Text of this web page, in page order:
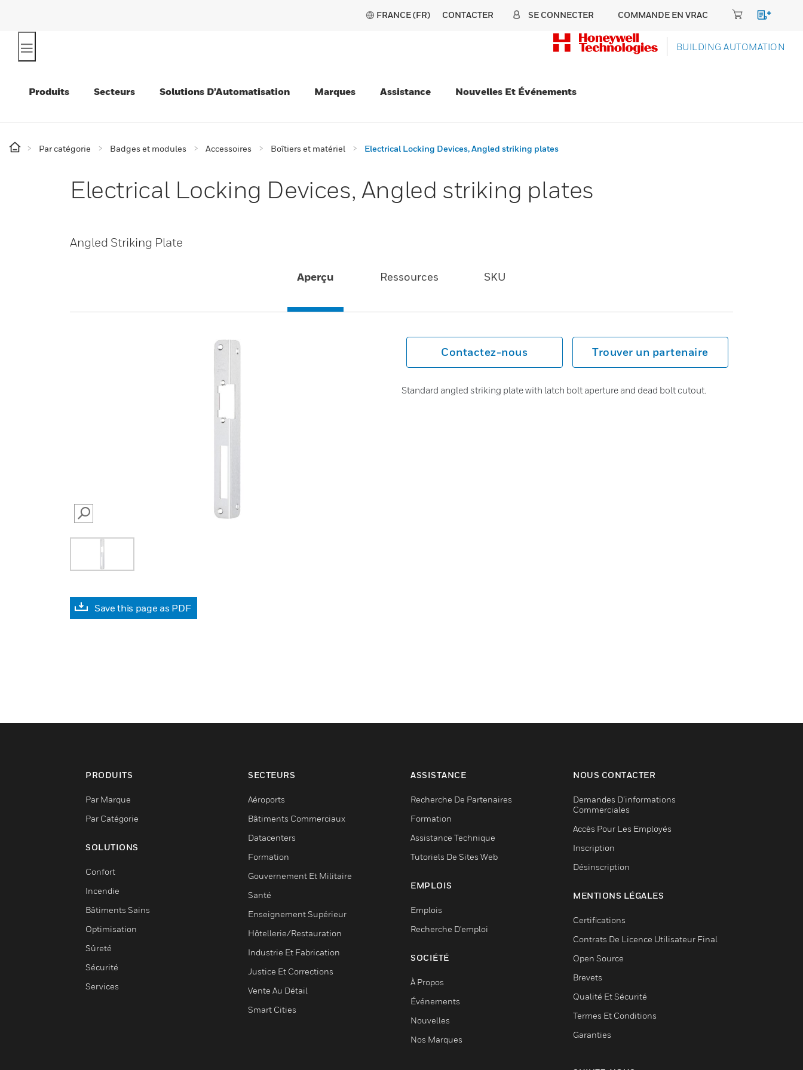
FRANCE (FR) CONTACTER SE CONNECTER COMMANDE EN VRAC
BUILDING AUTOMATION
Produits Secteurs Solutions D’Automatisation Marques Assistance Nouvelles Et Événements
Par catégorie Badges et modules Accessoires Boîtiers et matériel Electrical Locking Devices, Angled striking plates
Electrical Locking Devices, Angled striking plates
Angled Striking Plate
Aperçu Ressources SKU
SEARCH
Save this page as PDF
Contactez-nous Trouver un partenaire
Standard angled striking plate with latch bolt aperture and dead bolt cutout.
PRODUITS
Par Marque
Par Catégorie
SOLUTIONS
Confort
Incendie
Bâtiments Sains
Optimisation
Sûreté
Sécurité
Services
SECTEURS
Aéroports
Bâtiments Commerciaux
Datacenters
Formation
Gouvernement Et Militaire
Santé
Enseignement Supérieur
Hôtellerie/Restauration
Industrie Et Fabrication
Justice Et Corrections
Vente Au Détail
Smart Cities
ASSISTANCE
Recherche De Partenaires
Formation
Assistance Technique
Tutoriels De Sites Web
EMPLOIS
Emplois
Recherche D'emploi
SOCIÉTÉ
À Propos
Événements
Nouvelles
Nos Marques
NOUS CONTACTER
Demandes D’informations
Commerciales
Accès Pour Les Employés
Inscription
Désinscription
MENTIONS LÉGALES
Certifications
Contrats De Licence Utilisateur Final
Open Source
Brevets
Qualité Et Sécurité
Termes Et Conditions
Garanties